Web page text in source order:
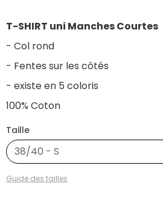
T-SHIRT uni Manches Courtes
- Col rond
- Fentes sur les côtés
- existe en 5 coloris
100% Coton
Taille
38/40 - S
Guide des tailles